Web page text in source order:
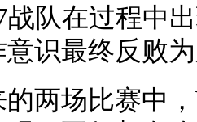
战队在过程中
识最终反败
两场比赛中